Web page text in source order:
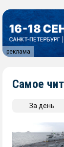
реклама
Самое
За день